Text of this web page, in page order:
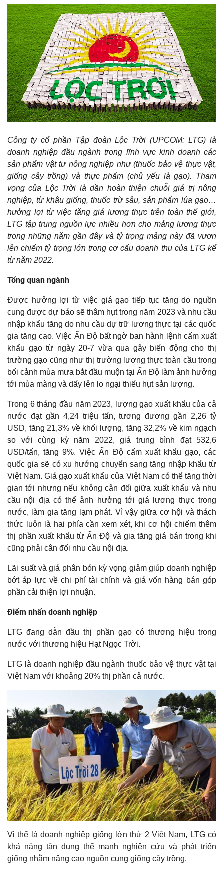
VN-Index là gì? Tất tần tật về Chỉ số VN-Index
Vốn hóa là gì? Những gì Nhà đầu tư cần biết về Vốn hóa Thị
trường
1001 Thuật ngữ cần phải biết trước khi tham gia Thị trường
Chứng khoán
Tự doanh Chứng khoán và Những điều Nhà đầu tư cần biết
FPT – THỜI ĐẠI CỦA CÔNG NGHỆ
VINAMILK – NGUYÊN LIỆU ĐẦU VÀO ĂN MÒN LỢI NHUẬN
REE HƯỚNG ĐẾN MÔ HÌNH “HOLDING COMPANY”
BECAMEX LỢI THẾ VỀ QUỸ ĐẤT, ÁP LỰC VỀ NỢ VAY
GEMADEPT – HẠT NHÂN CỦA CHUỖI CUNG ỨNG
HPG – HÒA HỢP CÙNG PHÁT TRIỂN
VINCOM RETAIL – CÁNH CỬA VÀO VIỆT NAM CỦA HÀNG HIỆU
GEG – NĂNG LƯỢNG TÁI TẠO, BỀN VỮNG VỚI THỜI GIAN
GVR – BẠT NGÀN CAO SU
PNJ – ÁP LỰC ĐỂ TỎA SÁNG
TECHCOMBANK – VƯỢT TRỘI HƠN MỖI NGÀY
VIETCOMBANK HƯỚNG TỚI LỢI NHUẬN 2 TỶ USD
PETROSETCO – CÁI BẮT TAY VỚI ÔNG LỚN APPLE
MBBANK ĐỘT PHÁ CHUYỂN ĐỔI SỐ
KBC ĐÓN ĐẦU LÀN SÓNG FDI
LTG – HƯỞNG LỢI TỪ KHỦNG HOẢNG LƯƠNG THỰC?
TAR – CƠN ĐÓI LƯƠNG THỰC VÀ CƠ HỘI CỦA DOANH NGHIỆP
BSR HƯỞNG LỢI KHI GIÁ DẦU TĂNG CAO
CHUỖI NHÀ THUỐC LONG CHÂU – ĐỘNG LỰC TĂNG TRƯỞNG
CHO FPT RETAIL
NLG – CON RỒNG CHỜ NGÀY THỨC GIẤC
PDR NHÀ PHÁT TRIỂN BẤT ĐỘNG SẢN CAO CẤP
GAS – NGỌN LỬA NĂNG LƯỢNG
PLX ĐẾN TỪNG BÌNH XĂNG
“VUA CÁ TRA” MỘT THỜI ĐANG TRỞ LẠI CUỘC ĐUA
VHC – VỊ THẾ DẪN ĐẦU XUẤT KHẨU CÁ TRA
HBC CHỊU ÁP LỰC KHI GIÁ NGUYÊN VẬT LIỆU TĂNG MẠNH
VGC CÙNG CÚ HÍCH BẤT ĐỘNG SẢN KHU CÔNG NGHIỆP
VIETINBANK TĂNG TRƯỞNG BÁN LẺ VÀ SME
BIDV CHẠY ĐUA TĂNG TRƯỞNG TÍN DỤNG BÁN LẺ
ACB – TOP ĐẦU NGÂN HÀNG CÓ CHẤT LƯỢNG TÀI SẢN TỐT
BMP HƯỞNG LỢI DO GIÁ NGUYÊN LIỆU ĐẦU VÀO GIẢM
CHỮ SỐ
6 THÁNG ĐẦU NĂM BMP TIẾP TỤC HƯỞNG LỢI NHỜ GIÁ
NGUYÊN LIỆU ĐẦU VÀO HẠ NHIỆT
ẤN ĐỘ CẤM XUẤT KHẨU GẠO LIỆU LTG CÓ HƯỞNG LỢI?
VINAMILK NHẬN DIỆN MỚI – TIỀM NĂNG MỚI
MWG – CẬP NHẬT KẾT QUẢ KINH DOANH 6T2023 TRIỂN
VỌNG TỪ BÁCH HÓA XANH
KBC – BỨC TỐC LỢI NHUẬN ĐẦU NĂM 2023
SZC DƯ ĐỊA TĂNG GIÁ CHO THUÊ
GAS – CẬP NHẬT KẾT QUẢ KINH DOANH QUÝ 2/2023 ĐỘNG
LỰC TĂNG TRƯỞNG ĐẾN TỪ MẢNG LNG
VHC – TRÊN ĐÀ HỒI PHỤC
ANV – KỲ VỌNG HỒI PHỤC TỪ ĐÁY
GMD – ĐÓN CƠN SÓNG HỒI PHỤC
DCM – Giá Urea hồi phục và động lực tăng trưởng từ nhà máy
Công ty cổ phần Tập đoàn Lộc Trời (UPCOM: LTG) là
doanh nghiệp đầu ngành trong lĩnh vực kinh doanh các
sản phẩm vật tư nông nghiệp như (thuốc bảo vệ thực vật,
giống cây trồng) và thực phẩm (chủ yếu là gạo). Tham
vọng của Lộc Trời là dần hoàn thiện chuỗi giá trị nông
nghiệp, từ khâu giống, thuốc trừ sâu, sản phẩm lúa gạo…
hưởng lợi từ việc tăng giá lương thực trên toàn thế giới,
LTG tập trung nguồn lực nhiều hơn cho mảng lương thực
trong những năm gần đây và tỷ trọng mảng này đã vươn
lên chiếm tỷ trọng lớn trong cơ cấu doanh thu của LTG kể
từ năm 2022.
Tổng quan ngành
Được hưởng lợi từ việc giá gạo tiếp tục tăng do nguồn
cung được dự báo sẽ thâm hụt trong năm 2023 và nhu cầu
nhập khẩu tăng do nhu cầu dự trữ lương thực tại các quốc
gia tăng cao. Việc Ấn Độ bất ngờ ban hành lệnh cấm xuất
khẩu gạo từ ngày 20-7 vừa qua gây biến động cho thị
trường gạo cũng như thị trường lương thực toàn cầu trong
bối cảnh mùa mưa bắt đầu muộn tại Ấn Độ làm ảnh hưởng
tới mùa màng và dấy lên lo ngại thiếu hụt sản lượng.
Trong 6 tháng đầu năm 2023, lượng gạo xuất khẩu của cả
nước đạt gần 4,24 triệu tấn, tương đương gần 2,26 tỷ
USD, tăng 21,3% về khối lượng, tăng 32,2% về kim ngạch
so với cùng kỳ năm 2022, giá trung bình đạt 532,6
USD/tấn, tăng 9%. Việc Ấn Độ cấm xuất khẩu gạo, các
quốc gia sẽ có xu hướng chuyển sang tăng nhập khẩu từ
Việt Nam. Giá gạo xuất khẩu của Việt Nam có thể tăng thời
gian tới nhưng nếu không cân đối giữa xuất khẩu và nhu
cầu nội địa có thể ảnh hưởng tới giá lương thực trong
nước, làm gia tăng lạm phát. Vì vậy giữa cơ hội và thách
thức luôn là hai phía cần xem xét, khi cơ hội chiếm thêm
thị phần xuất khẩu từ Ấn Độ và gia tăng giá bán trong khi
cũng phải cân đối nhu cầu nội địa.
Lãi suất và giá phân bón kỳ vọng giảm giúp doanh nghiệp
bớt áp lực về chi phí tài chính và giá vốn hàng bán góp
phần cải thiện lợi nhuận.
Điểm nhấn doanh nghiệp
LTG đang dẫn đầu thị phần gạo có thương hiệu trong
nước với thương hiệu Hạt Ngọc Trời.
LTG là doanh nghiệp đầu ngành thuốc bảo vệ thực vật tại
Việt Nam với khoảng 20% thị phần cả nước.
Vị thế là doanh nghiệp giống lớn thứ 2 Việt Nam, LTG có
khả năng tận dụng thế mạnh nghiên cứu và phát triển
giống nhằm nâng cao nguồn cung giống cây trồng.